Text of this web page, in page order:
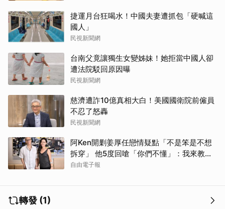
捷運月台狂喝水！中國夫妻遭抓包「硬喊這
國人」
民視新聞網
台南父竟讓獨生女變姊妹！她拒當中國人卻
遭法院駁回原因曝
民視新聞網
慈濟遭詐10億真相大白！美國國衛院前僱員
不忍了怒轟
民視新聞網
阿Ken開剿姜厚任戀情疑點「不是笨是不想
拆穿」 他5度回嗆「你們不懂」：我來教育
你們
自由電子報
轉發 (1)